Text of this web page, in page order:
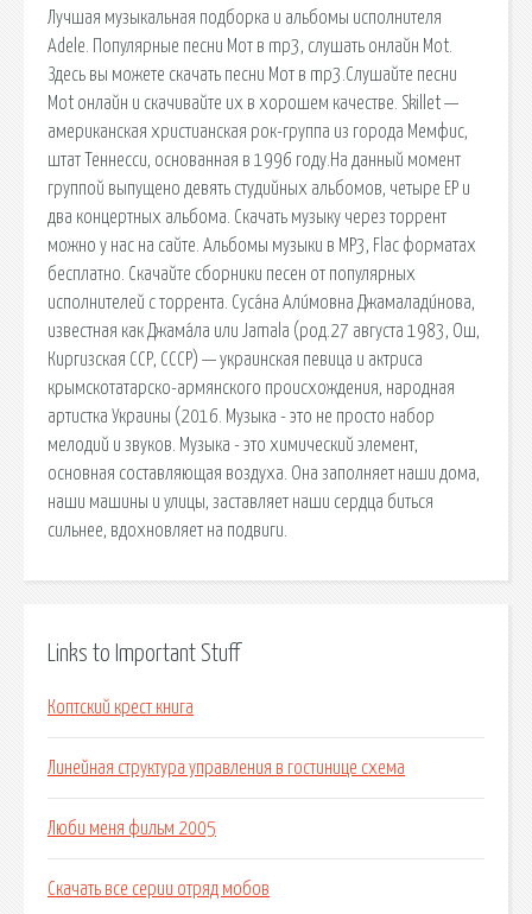
Лучшая музыкальная подборка и альбомы исполнителя
Adele. Популярные песни Мот в mp3, слушать онлайн Mot.
Здесь вы можете скачать песни Мот в mp3.Слушайте песни
Mot онлайн и скачивайте их в хорошем качестве. Skillet —
американская христианская рок-группа из города Мемфис,
штат Теннесси, основанная в 1996 году.На данный момент
группой выпущено девять студийных альбомов, четыре EP и
два концертных альбома. Скачать музыку через торрент
можно у нас на сайте. Альбомы музыки в MP3, Flac форматах
бесплатно. Скачайте сборники песен от популярных
исполнителей с торрента. Суса́на Али́мовна Джамалади́нова,
известная как Джама́ла или Jamala (род.27 августа 1983, Ош,
Киргизская ССР, СССР) — украинская певица и актриса
крымскотатарско-армянского происхождения, народная
артистка Украины (2016. Музыка - это не просто набор
мелодий и звуков. Музыка - это химический элемент,
основная составляющая воздуха. Она заполняет наши дома,
наши машины и улицы, заставляет наши сердца биться
сильнее, вдохновляет на подвиги.
Links to Important Stuff
Коптский крест книга
Линейная структура управления в гостинице схема
Люби меня фильм 2005
Скачать все серии отряд мобов